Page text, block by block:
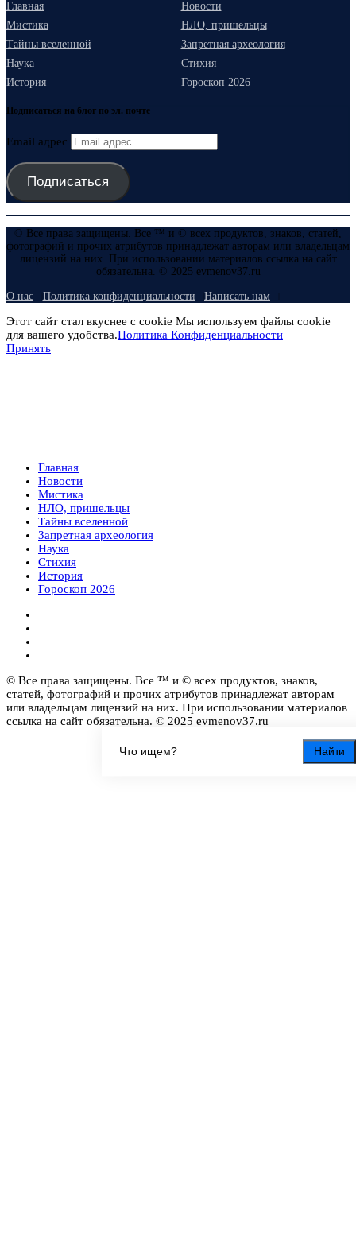
Найти
Главная
Новости
Мистика
НЛО, пришельцы
Тайны вселенной
Запретная археология
Наука
Стихия
История
Гороскоп 2026
Подписаться на блог по эл. почте
Email адрес
Подписаться
© Все права защищены. Все ™ и © всех продуктов, знаков, статей,
фотографий и прочих атрибутов принадлежат авторам или владельцам
лицензий на них. При использовании материалов ссылка на сайт
обязательна. © 2025 evmenov37.ru
О нас Политика конфиденциальности Написать нам
Этот сайт стал вкуснее с cookie Мы используем файлы cookie
для вашего удобства.Политика Конфиденциальности
Принять
Главная
Новости
Мистика
НЛО, пришельцы
Тайны вселенной
Запретная археология
Наука
Стихия
История
Гороскоп 2026
© Все права защищены. Все ™ и © всех продуктов, знаков,
статей, фотографий и прочих атрибутов принадлежат авторам
или владельцам лицензий на них. При использовании материалов
ссылка на сайт обязательна. © 2025 evmenov37.ru